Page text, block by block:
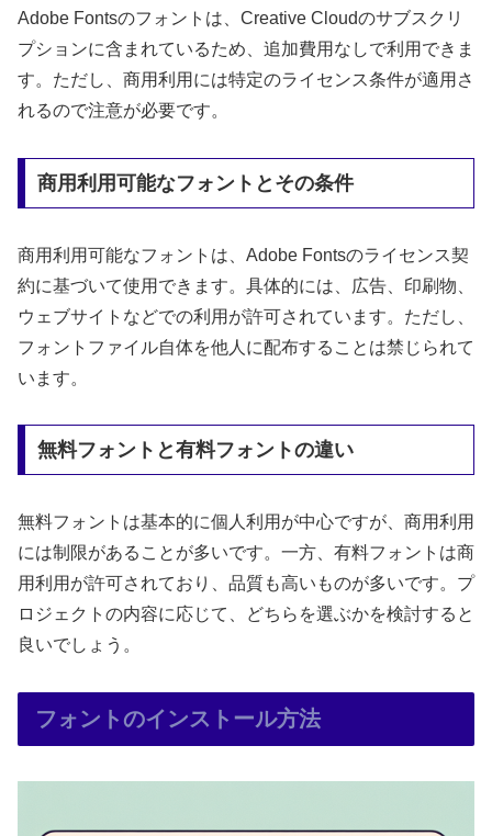
Adobe Fontsのフォントは、Creative Cloudのサブスクリ
プションに含まれているため、追加費用なしで利用できま
す。ただし、商用利用には特定のライセンス条件が適用さ
れるので注意が必要です。
商用利用可能なフォントとその条件
商用利用可能なフォントは、Adobe Fontsのライセンス契
約に基づいて使用できます。具体的には、広告、印刷物、
ウェブサイトなどでの利用が許可されています。ただし、
フォントファイル自体を他人に配布することは禁じられて
います。
無料フォントと有料フォントの違い
無料フォントは基本的に個人利用が中心ですが、商用利用
には制限があることが多いです。一方、有料フォントは商
用利用が許可されており、品質も高いものが多いです。プ
ロジェクトの内容に応じて、どちらを選ぶかを検討すると
良いでしょう。
フォントのインストール方法